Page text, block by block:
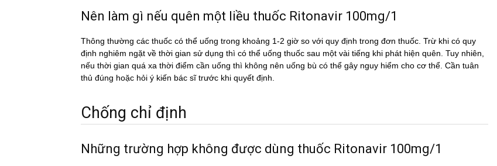
Nên làm gì nếu quên một liều thuốc Ritonavir 100mg/1
Thông thường các thuốc có thể uống trong khoảng 1-2 giờ so với quy định trong đơn thuốc. Trừ khi có quy
định nghiêm ngặt về thời gian sử dụng thì có thể uống thuốc sau một vài tiếng khi phát hiện quên. Tuy nhiên,
nếu thời gian quá xa thời điểm cần uống thì không nên uống bù có thể gây nguy hiểm cho cơ thể. Cần tuân
thủ đúng hoặc hỏi ý kiến bác sĩ trước khi quyết định.
Chống chỉ định
Những trường hợp không được dùng thuốc Ritonavir 100mg/1